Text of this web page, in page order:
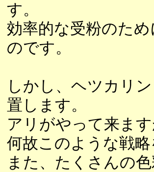
す。
効率的な受粉のた
のです。
しかし、ヘツカリ
置します。
アリがやって来ま
何故このような戦
また、たくさんの